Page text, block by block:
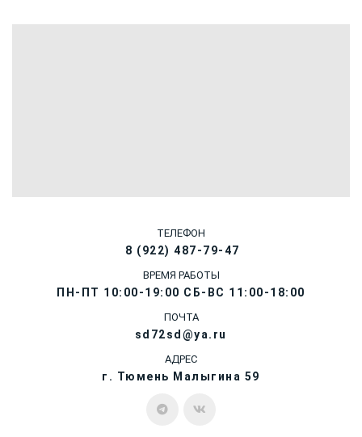
ТЕЛЕФОН
8 (922) 487-79-47
ВРЕМЯ РАБОТЫ
ПН-ПТ 10:00-19:00 СБ-ВС 11:00-18:00
ПОЧТА
sd72sd@ya.ru
АДРЕС
г. Тюмень Малыгина 59